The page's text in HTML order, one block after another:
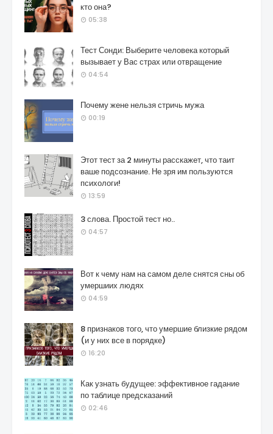
кто она?
05:38
Тест Сонди: Выберите человека который
вызывает у Вас страх или отвращение
04:54
Почему жене нельзя стричь мужа
00:19
Этот тест за 2 минуты расскажет, что таит
ваше подсознание. Не зря им пользуются
психологи!
13:59
3 слова. Простой тест но..
04:57
Вот к чему нам на самом деле снятся сны об
умершиих людях
04:59
8 признаков того, что умершие близкие рядом
(и у них все в порядке)
16:20
Как узнать будущее: эффективное гадание
по таблице предсказаний
02:46